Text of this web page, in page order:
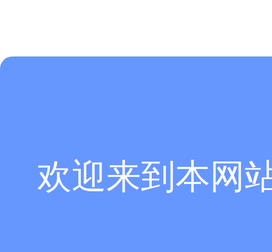
欢迎来到本网